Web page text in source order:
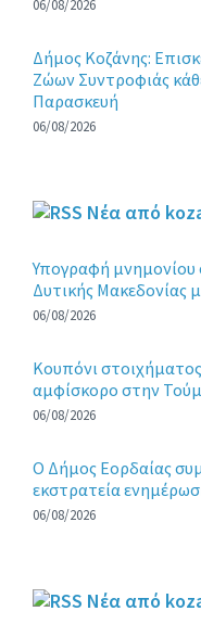
06/08/2026
Δήμος Κοζάνης:
Ζώων Συντροφιάς
Παρασκευή
06/08/2026
Νέα από
Υπογραφή μνημονίου
Δυτικής Μακεδονίας
06/08/2026
Κουπόνι
αμφίσκορο στην
06/08/2026
Ο Δήμος Εορδαίας
εκστρατεία
06/08/2026
Νέα από